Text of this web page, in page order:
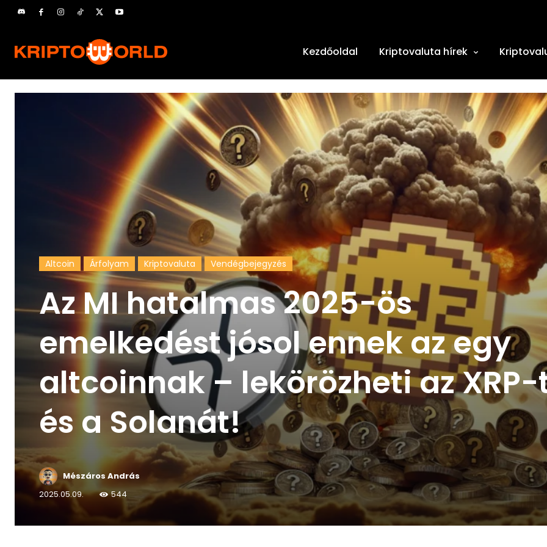
Kezdőoldal Kriptovaluta hírek
Altcoin Árfolyam Kriptovaluta Vendégbejegyzés
Az MI hatalmas 2025-ös
emelkedést jósol ennek az egy
altcoinnak – lekörözheti az
és a Solanát!
Mészáros András
2025.05.09.
544